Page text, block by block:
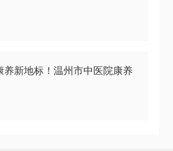
新地标！温州市中医院康养